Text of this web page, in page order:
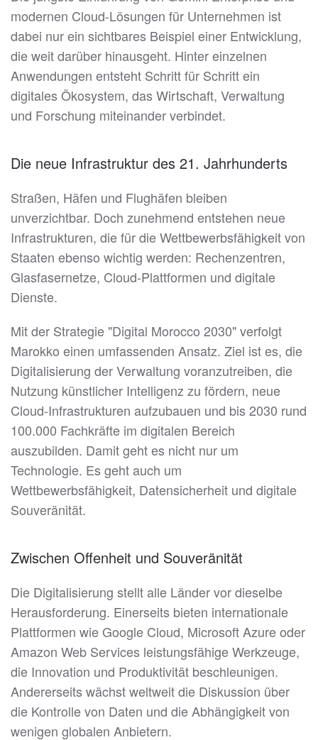
modernen Cloud-Lösungen für Unternehmen ist
dabei nur ein sichtbares Beispiel einer Entwicklung,
die weit darüber hinausgeht. Hinter einzelnen
Anwendungen entsteht Schritt für Schritt ein
digitales Ökosystem, das Wirtschaft, Verwaltung
und Forschung miteinander verbindet.
Die neue Infrastruktur des 21. Jahrhunderts
Straßen, Häfen und Flughäfen bleiben
unverzichtbar. Doch zunehmend entstehen neue
Infrastrukturen, die für die Wettbewerbsfähigkeit von
Staaten ebenso wichtig werden: Rechenzentren,
Glasfasernetze, Cloud-Plattformen und digitale
Dienste.
Mit der Strategie "Digital Morocco 2030" verfolgt
Marokko einen umfassenden Ansatz. Ziel ist es, die
Digitalisierung der Verwaltung voranzutreiben, die
Nutzung künstlicher Intelligenz zu fördern, neue
Cloud-Infrastrukturen aufzubauen und bis 2030 rund
100.000 Fachkräfte im digitalen Bereich
auszubilden. Damit geht es nicht nur um
Technologie. Es geht auch um
Wettbewerbsfähigkeit, Datensicherheit und digitale
Souveränität.
Zwischen Offenheit und Souveränität
Die Digitalisierung stellt alle Länder vor dieselbe
Herausforderung. Einerseits bieten internationale
Plattformen wie Google Cloud, Microsoft Azure oder
Amazon Web Services leistungsfähige Werkzeuge,
die Innovation und Produktivität beschleunigen.
Andererseits wächst weltweit die Diskussion über
die Kontrolle von Daten und die Abhängigkeit von
wenigen globalen Anbietern.